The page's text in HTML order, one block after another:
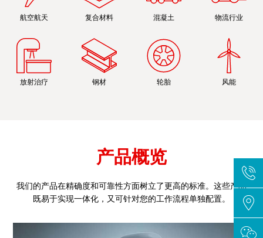
航空航天 复合材料 混凝土 物流行业
放射治疗 钢材 轮胎 风能
产品概览
我们的产品在精确度和可靠性方面树立了更高的标准。这些产品
既易于实现一体化，又可针对您的工作流程单独配置。